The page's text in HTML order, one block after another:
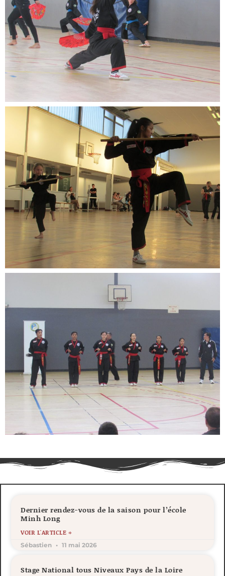
Dernier rendez-vous de la saison pour l’école
Minh Long
VOIR L'ARTICLE »
Sébastien 11 mai 2026
Stage National tous Niveaux Pays de la Loire